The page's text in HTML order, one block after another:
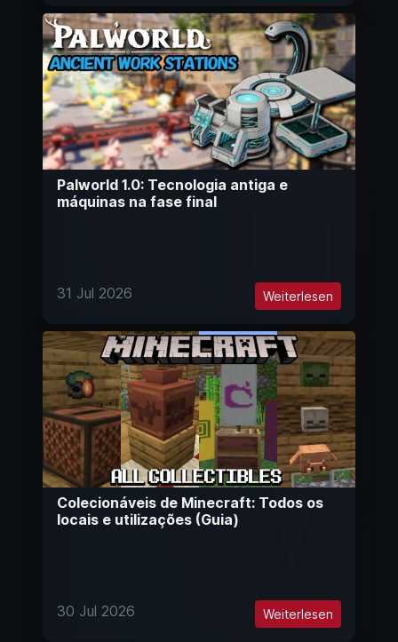
Palworld 1.0: Tecnologia antiga e
máquinas na fase final
31 Jul 2026 Weiterlesen
Colecionáveis de Minecraft: Todos os
locais e utilizações (Guia)
30 Jul 2026 Weiterlesen